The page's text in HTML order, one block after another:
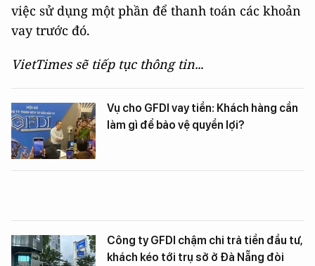
việc sử dụng một phần để thanh toán các khoản
vay trước đó.
VietTimes sẽ tiếp tục thông tin...
Vụ cho GFDI vay tiền: Khách hàng cần
làm gì để bảo vệ quyền lợi?
Công ty GFDI chậm chi trả tiền đầu tư,
khách kéo tới trụ sở ở Đà Nẵng đòi